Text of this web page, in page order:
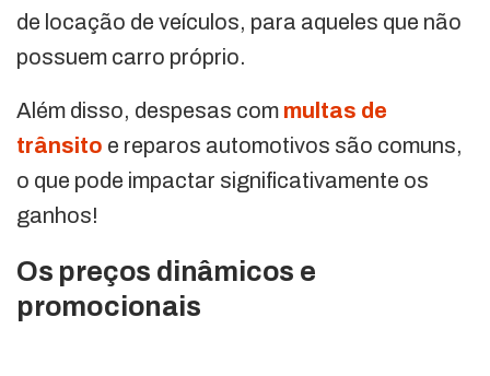
de locação de veículos, para aqueles que não
possuem carro próprio.
Além disso, despesas com multas de
trânsito e reparos automotivos são comuns,
o que pode impactar significativamente os
ganhos!
Os preços dinâmicos e
promocionais